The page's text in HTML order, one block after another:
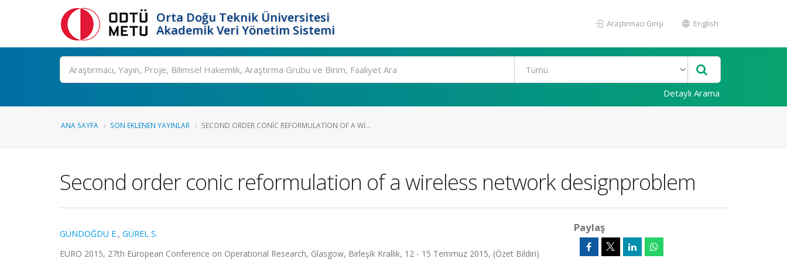
Orta Doğu Teknik Üniversitesi
Akademik Veri Yönetim Sistemi
Araştırmacı Girişi English
Ara
Detaylı Arama
ANA SAYFA SON EKLENEN YAYINLAR SECOND ORDER CONIC REFORMULATION OF A WI...
Second order conic reformulation of a wireless network designproblem
GÜNDOĞDU E., GÜREL S.
EURO 2015, 27th European Conference on Operational Research, Glasgow, Birleşik Krallık, 12 - 15 Temmuz 2015, (Özet Bildiri)
Paylaş